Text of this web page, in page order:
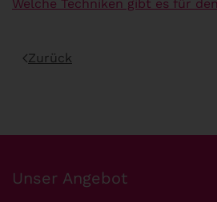
Welche Techniken gibt es für
Zurück
Unser Angebot